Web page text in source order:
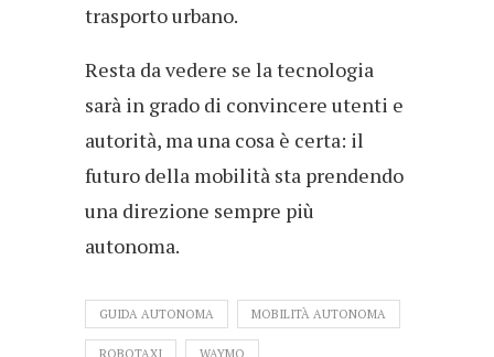
trasporto urbano.
Resta da vedere se la tecnologia
sarà in grado di convincere utenti e
autorità, ma una cosa è certa: il
futuro della mobilità sta prendendo
una direzione sempre più
autonoma.
GUIDA AUTONOMA MOBILITÀ AUTONOMA
ROBOTAXI WAYMO